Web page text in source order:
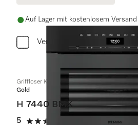
Auf Lager mit kostenlosem Versand
Vergleichen
Griffloser Kompakt-Backofen mit Mikrowelle
Gold
H 7440 BMX
5 (1 Bewertung)